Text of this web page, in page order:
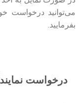
می‌توانید درخواست
بفرمایید.
درخواست